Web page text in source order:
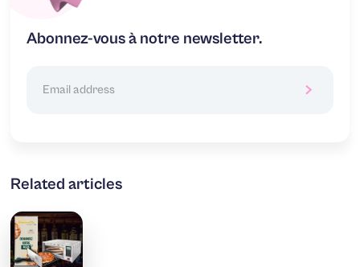
Abonnez-vous à notre newsletter.
Related articles